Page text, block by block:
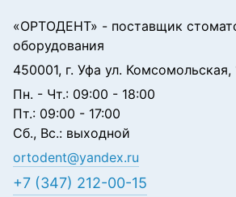
«ОРТОДЕНТ» - поставщик
оборудования
450001, г. Уфа ул. Комсомольская,
Пн. - Чт.: 09:00 - 18:00
Пт.: 09:00 - 17:00
Сб., Вс.: выходной
ortodent@yandex.ru
+7 (347) 212-00-15